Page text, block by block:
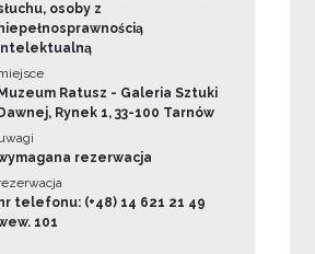
osoby z
Muzeum Ratusz - Galeria Sztuki
Dawnej, Rynek 1, 33-100 Tarnów
rezerwacja
telefonu: (+48) 14 621 21 49
101